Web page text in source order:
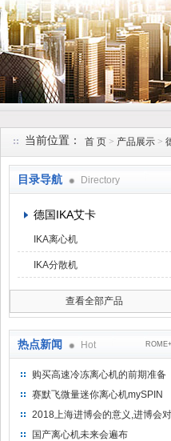
当前位置： 首 页 > 产品展示 >
目录导航 Directory
德国IKA艾卡
IKA离心机
IKA分散机
查看全部产品
热点新闻 Hot ROME+
购买高速冷冻离心机的前期准备
工作
赛默飞微量迷你离心机mySPIN
12
2018上海进博会的意义,进博会对
上海的影响有哪些？
国产离心机未来会遍布